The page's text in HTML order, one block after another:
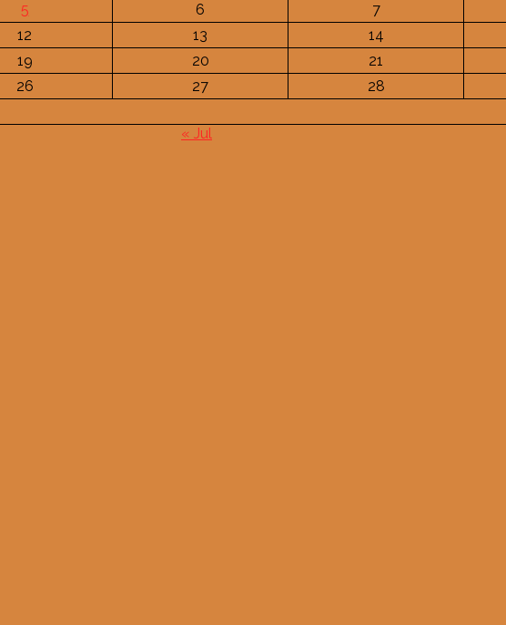
5 6 7
12 13 14
19 20 21
26 27 28
« Jul